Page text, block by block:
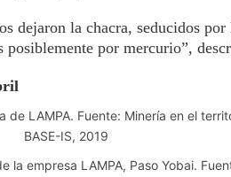
dejaron la chacra, seducidos
posiblemente por mercurio”,
la empresa LAMPA, Paso Yobai.